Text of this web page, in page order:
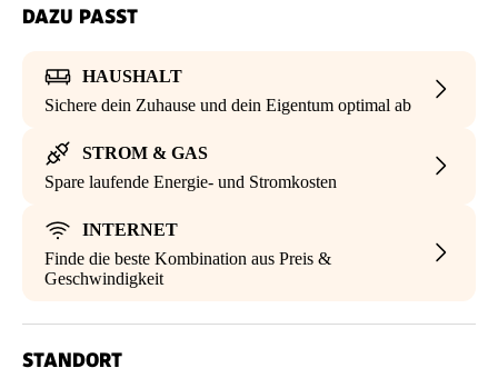
DAZU PASST
HAUSHALT
Sichere dein Zuhause und dein Eigentum optimal ab
STROM & GAS
Spare laufende Energie- und Stromkosten
INTERNET
Finde die beste Kombination aus Preis &
Geschwindigkeit
STANDORT